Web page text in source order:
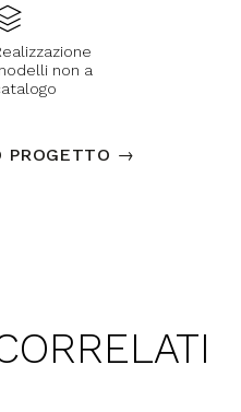
non a
PROGETTO →